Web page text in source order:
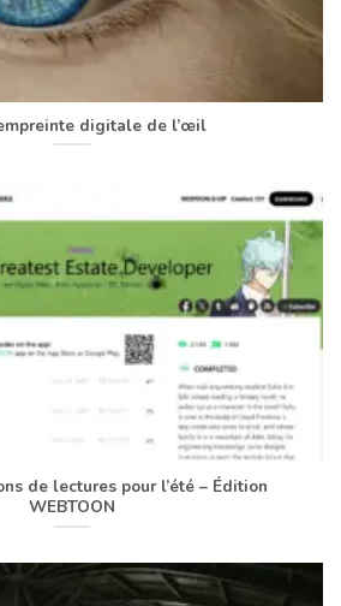
digitale de l’œil
de lectures pour l’été – Édition
WEBTOON